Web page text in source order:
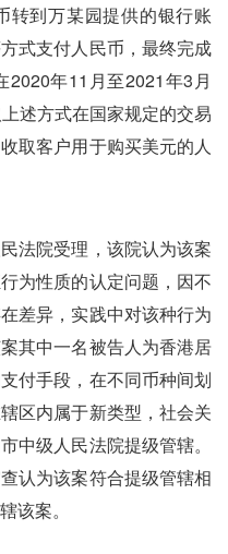
转到万某园提供的银行账
式支付人民币，最终完成
年11月至2021年3月
述方式在国家规定的交易
取客户用于购买美元的人
院受理，该院认为该案
为性质的认定问题，因不
差异，实践中对该种行为
其中一名被告人为香港居
付手段，在不同币种间划
区内属于新类型，社会关
中级人民法院提级管辖。
认为该案符合提级管辖相
该案。